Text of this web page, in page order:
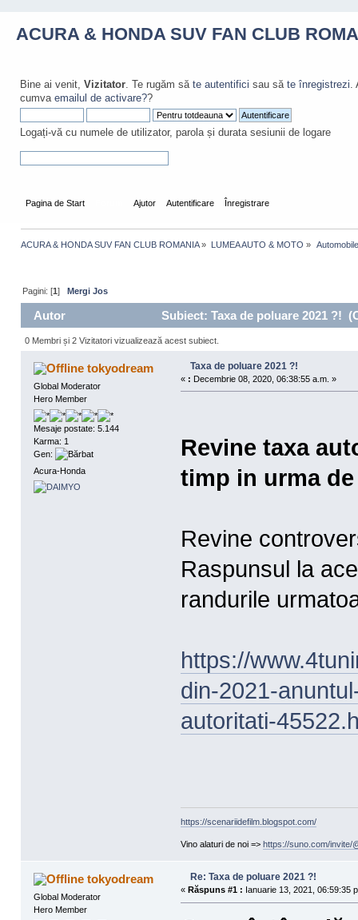
ACURA & HONDA SUV FAN CLUB
Bine ai venit, Vizitator. Te rugăm să te autentifici sau să te înregistrezi.
cumva emailul de activare??
Logați-vă cu numele de utilizator, parola și durata sesiunii de logare
Pagina de Start Ajutor Autentificare Înregistrare
ACURA & HONDA SUV FAN CLUB ROMANIA» LUMEA AUTO & MOTO » Automobile
Pagini: [1]Mergi Jos
Autor Subiect: Taxa de poluare 2021 ?!
0 Membri și 2 Vizitatori vizualizează acest subiect.
tokyodream
Global Moderator
Hero Member
Mesaje postate: 5.144
Karma: 1
Gen:
Acura-Honda
Taxa de poluare 2021 ?!
« : Decembrie 08, 2020, 06:38:55 a.m. »
Revine taxa
timp in urma
Revine
Raspunsul la
randurile
https://
din-2021-
autoritati-
https://scenariidefilm.blogspot.com/
Vino alaturi de noi => https://suno.com/invite/
tokyodream
Global Moderator
Hero Member
Re: Taxa de poluare 2021 ?!
« Răspuns #1 : Ianuarie 13, 2021, 06:59:35